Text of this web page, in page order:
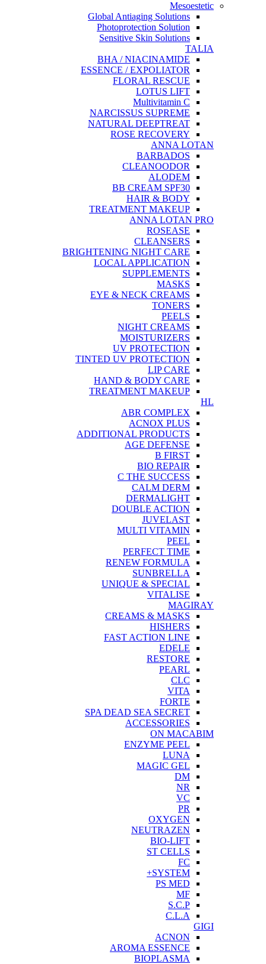
Mesoestetic
Global Antiaging Solutions
Photoprotection Solution
Sensitive Skin Solutions
TALIA
BHA / NIACINAMIDE
ESSENCE / EXPOLIATOR
FLORAL RESCUE
LOTUS LIFT
Multivitamin C
NARCISSUS SUPREME
NATURAL DEEPTREAT
ROSE RECOVERY
ANNA LOTAN
BARBADOS
CLEANOODOR
ALODEM
BB CREAM SPF30
HAIR & BODY
TREATMENT MAKEUP
ANNA LOTAN PRO
ROSEASE
CLEANSERS
BRIGHTENING NIGHT CARE
LOCAL APPLICATION
SUPPLEMENTS
MASKS
EYE & NECK CREAMS
TONERS
PEELS
NIGHT CREAMS
MOISTURIZERS
UV PROTECTION
TINTED UV PROTECTION
LIP CARE
HAND & BODY CARE
TREATMENT MAKEUP
HL
ABR COMPLEX
ACNOX PLUS
ADDITIONAL PRODUCTS
AGE DEFENSE
B FIRST
BIO REPAIR
C THE SUCCESS
CALM DERM
DERMALIGHT
DOUBLE ACTION
JUVELAST
MULTI VITAMIN
PEEL
PERFECT TIME
RENEW FORMULA
SUNBRELLA
UNIQUE & SPECIAL
VITALISE
MAGIRAY
CREAMS & MASKS
HISHERS
FAST ACTION LINE
EDELE
RESTORE
PEARL
CLC
VITA
FORTE
SPA DEAD SEA SECRET
ACCESSORIES
ON MACABIM
ENZYME PEEL
LUNA
MAGIC GEL
DM
NR
VC
PR
OXYGEN
NEUTRAZEN
BIO-LIFT
ST CELLS
FC
SYSTEM+
PS MED
MF
S.C.P
C.L.A
GIGI
ACNON
AROMA ESSENCE
BIOPLASMA